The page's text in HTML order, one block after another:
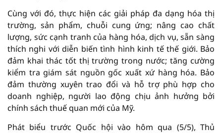
Cùng với đó, thực hiện các giải pháp đa dạng hóa thị
trường, sản phẩm, chuỗi cung ứng; nâng cao chất
lượng, sức cạnh tranh của hàng hóa, dịch vụ, sẵn sàng
thích nghi với diễn biến tình hình kinh tế thế giới. Bảo
đảm khai thác tốt thị trường trong nước; tăng cường
kiểm tra giám sát nguồn gốc xuất xứ hàng hóa. Bảo
đảm thường xuyên trao đổi và hỗ trợ phù hợp cho
doanh nghiệp, người lao động chịu ảnh hưởng bởi
chính sách thuế quan mới của Mỹ.
Phát biểu trước Quốc hội vào hôm qua (5/5), Thủ